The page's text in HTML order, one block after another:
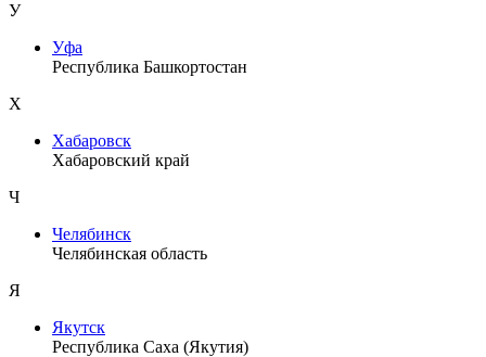
У
Уфа
Республика Башкортостан
Х
Хабаровск
Хабаровский край
Ч
Челябинск
Челябинская область
Я
Якутск
Республика Саха (Якутия)